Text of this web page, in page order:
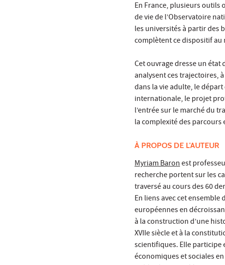
En France, plusieurs outils
de vie de l’Observatoire
les universités à partir des
complètent ce dispositif
Cet ouvrage dresse un
analysent ces trajectoires,
dans la vie adulte, le
internationale, le projet
l’entrée sur le marché du
la complexité des
À PROPOS DE L'AUTEUR
Myriam Baronest
recherche portent sur les
traversé au cours des 60
En liens avec cet
européennes en
à la construction d’une
XVIIe siècle et à la
scientifiques. Elle
économiques et sociales